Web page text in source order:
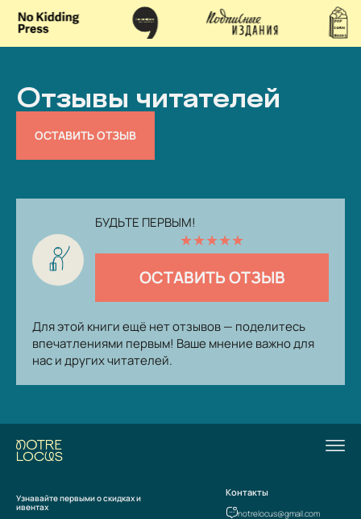
Отзывы читателей
ОСТАВИТЬ ОТЗЫВ
БУДЬТЕ ПЕРВЫМ!
★★★★★
ОСТАВИТЬ ОТЗЫВ
Для этой книги ещё нет отзывов — поделитесь
впечатлениями первым! Ваше мнение важно для
нас и других читателей.
Узнавайте первыми о скидках и
ивентах
Контакты
notrelocus@gmail.com